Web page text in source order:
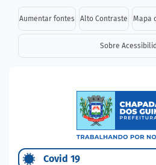
Seção de
Ir para o conteúdo [alt+1]
Ir para o menu [alt+2]
Ir para a busca [alt+3]
Aumentar fontes Alto Contraste Mapa
Sobre
Seção do
Covid 19